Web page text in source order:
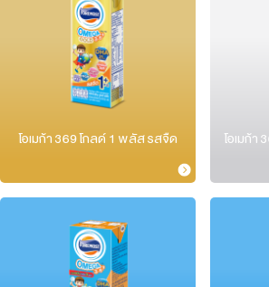
โอเมก้า 369 โกลด์ 1 พลัส รสจืด โอเมก้